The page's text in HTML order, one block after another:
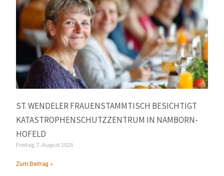
ST. WENDELER FRAUENSTAMMTISCH BESICHTIGT
KATASTROPHENSCHUTZZENTRUM IN NAMBORN-
HOFELD
Freitag, 7. August 2026
Zum Beitrag »